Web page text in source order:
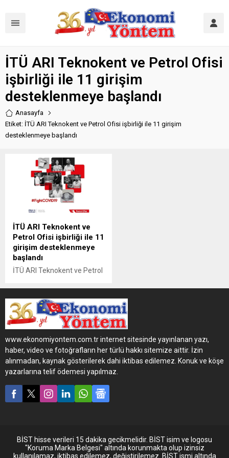
İTÜ ARI Teknokent ve Petrol Ofisi
işbirliği ile 11 girişim
desteklenmeye başlandı
Anasayfa
Etiket: İTÜ ARI Teknokent ve Petrol Ofisi işbirliği ile 11 girişim
desteklenmeye başlandı
İTÜ ARI Teknokent ve
Petrol Ofisi işbirliği ile 11
girişim desteklenmeye
başlandı
İTÜ ARI Teknokent ve Petrol
karşı yürütülen mücadele,
konu ile ilgili teknoloji
geliştiren girişimlerin
desteklenmesi ile devam
ediyor. İlk aşamada, siperlik,
entübasyon kutusu, dalgıç
maskesinden sağlık
personeli için PPG maske,
koruyucu tulum, UVC ışık ile
üniteleri gibi ürünler
geliştirilerek, üretim ve
www.ekonomiyontem.com.tr internet sitesinde yayınlanan yazı,
haber, video ve fotoğrafların her türlü hakkı sitemize aittir. İzin
alınmadan, kaynak gösterilerek dahi iktibas edilemez. Konuk ve köşe
yazarlarına telif ödemesi yapılmaz.
BİST hisse verileri 15 dakika gecikmelidir. BİST isim ve logosu
"Koruma Marka Belgesi" altında korunmakta olup izinsiz
kullanılamaz, iktibas edilemez, değiştirilemez. BİST ismi altında